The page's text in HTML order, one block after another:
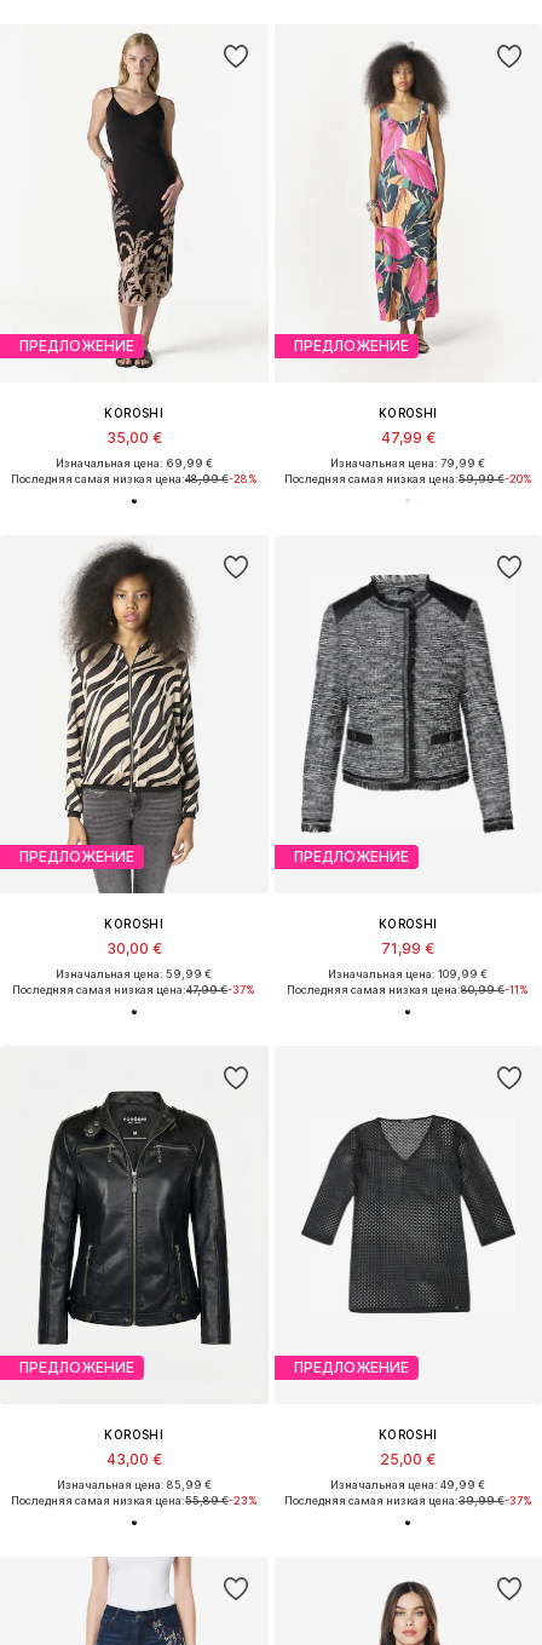
ПРЕДЛОЖЕНИЕ
KOROSHI
35,00 €
Изначальная цена: 69,99 €
Последняя самая низкая цена:48,99 €-28%
ПРЕДЛОЖЕНИЕ
KOROSHI
47,99 €
Изначальная цена: 79,99 €
Последняя самая низкая цена:59,99 €-20%
ПРЕДЛОЖЕНИЕ
KOROSHI
30,00 €
Изначальная цена: 59,99 €
Последняя самая низкая цена:47,99 €-37%
ПРЕДЛОЖЕНИЕ
KOROSHI
71,99 €
Изначальная цена: 109,99 €
Последняя самая низкая цена:80,99 €-11%
ПРЕДЛОЖЕНИЕ
KOROSHI
43,00 €
Изначальная цена: 85,99 €
Последняя самая низкая цена:55,89 €-23%
ПРЕДЛОЖЕНИЕ
KOROSHI
25,00 €
Изначальная цена: 49,99 €
Последняя самая низкая цена:39,99 €-37%